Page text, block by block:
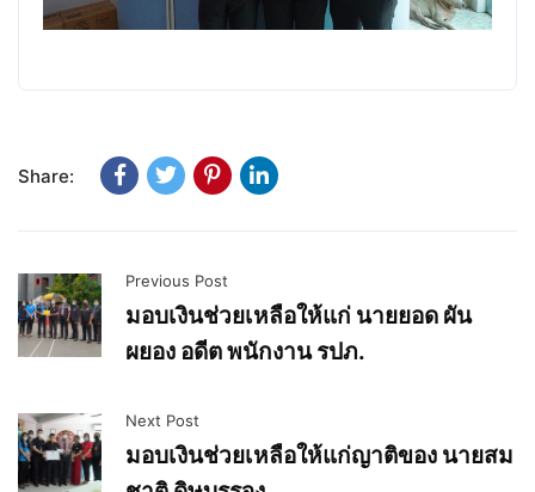
Share:
Previous Post
มอบเงินช่วยเหลือให้แก่ นายยอด ผัน
ผยอง อดีต พนักงาน รปภ.
Next Post
มอบเงินช่วยเหลือให้แก่ญาติของ นายสม